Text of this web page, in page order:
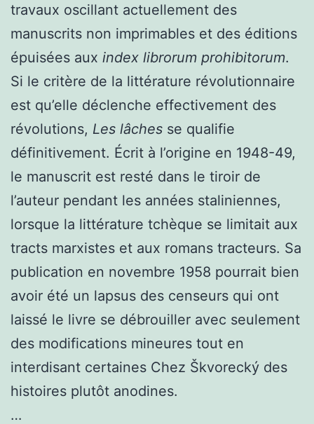
travaux oscillant actuellement des
manuscrits non imprimables et des éditions
épuisées aux index librorum prohibitorum.
Si le critère de la littérature révolutionnaire
est qu’elle déclenche effectivement des
révolutions, Les lâches se qualifie
définitivement. Écrit à l’origine en 1948-49,
le manuscrit est resté dans le tiroir de
l’auteur pendant les années staliniennes,
lorsque la littérature tchèque se limitait aux
tracts marxistes et aux romans tracteurs. Sa
publication en novembre 1958 pourrait bien
avoir été un lapsus des censeurs qui ont
laissé le livre se débrouiller avec seulement
des modifications mineures tout en
interdisant certaines Chez Škvorecký des
histoires plutôt anodines.
…